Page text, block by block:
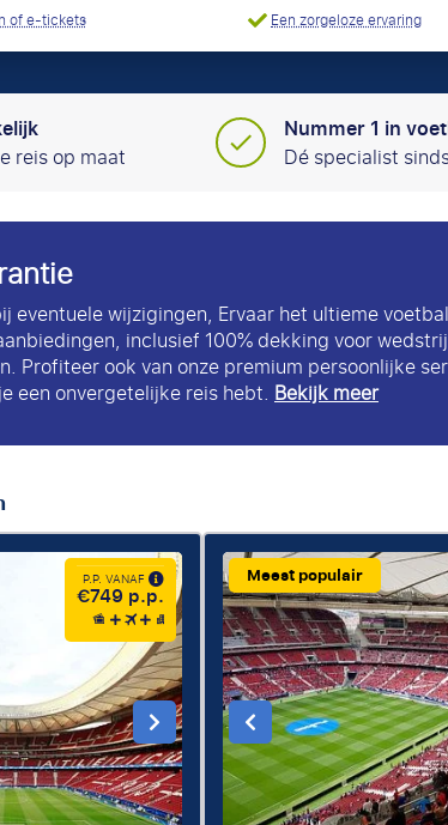
of e-tickets
Een zorgeloze ervaring
reis op maat
Nummer 1 in
Dé specialist
eventuele wijzigingen, Ervaar het ultieme
inclusief 100% dekking voor
Profiteer ook van onze premium persoonlijke
een onvergetelijke reis hebt. Bekijk meer
P.P. VANAF
€749 p.p.
Meest populair